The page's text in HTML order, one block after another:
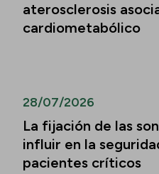
aterosclerosis
cardiometabólico
28/07/2026
La fijación de las
influir en la
pacientes críticos